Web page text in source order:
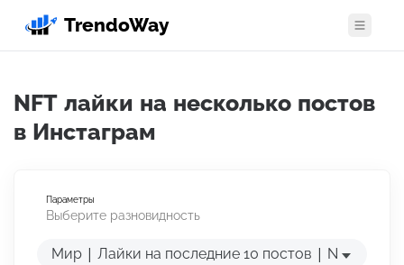
TrendoWay
Бесплатная накрутка
Генератор хэштегов
Генератор био
NFT лайки на несколько постов
в Инстаграм
Параметры
Выберите разновидность
Мир | Лайки на последние 10 постов | NFT